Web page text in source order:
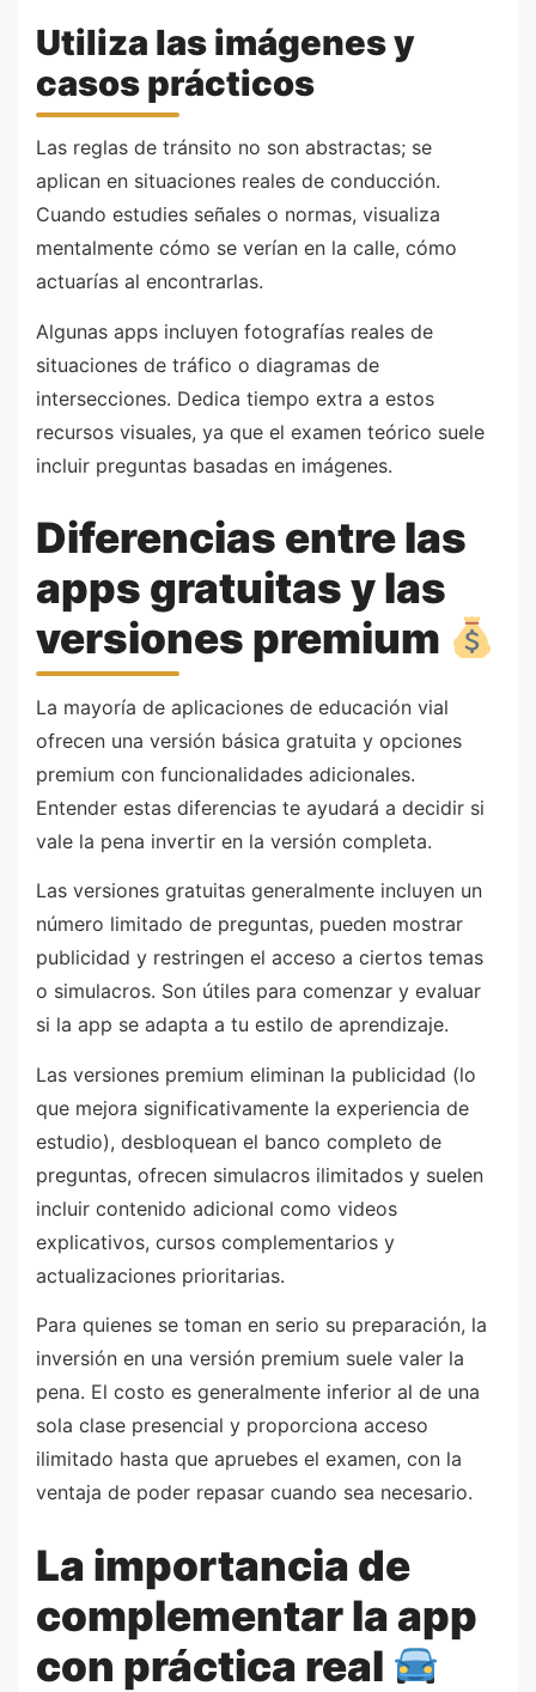
Utiliza las imágenes y
casos prácticos
Las reglas de tránsito no son abstractas; se
aplican en situaciones reales de conducción.
Cuando estudies señales o normas, visualiza
mentalmente cómo se verían en la calle, cómo
actuarías al encontrarlas.
Algunas apps incluyen fotografías reales de
situaciones de tráfico o diagramas de
intersecciones. Dedica tiempo extra a estos
recursos visuales, ya que el examen teórico suele
incluir preguntas basadas en imágenes.
Diferencias entre las
apps gratuitas y las
versiones premium
La mayoría de aplicaciones de educación vial
ofrecen una versión básica gratuita y opciones
premium con funcionalidades adicionales.
Entender estas diferencias te ayudará a decidir si
vale la pena invertir en la versión completa.
Las versiones gratuitas generalmente incluyen un
número limitado de preguntas, pueden mostrar
publicidad y restringen el acceso a ciertos temas
o simulacros. Son útiles para comenzar y evaluar
si la app se adapta a tu estilo de aprendizaje.
Las versiones premium eliminan la publicidad (lo
que mejora significativamente la experiencia de
estudio), desbloquean el banco completo de
preguntas, ofrecen simulacros ilimitados y suelen
incluir contenido adicional como videos
explicativos, cursos complementarios y
actualizaciones prioritarias.
Para quienes se toman en serio su preparación, la
inversión en una versión premium suele valer la
pena. El costo es generalmente inferior al de una
sola clase presencial y proporciona acceso
ilimitado hasta que apruebes el examen, con la
ventaja de poder repasar cuando sea necesario.
La importancia de
complementar la app
con práctica real